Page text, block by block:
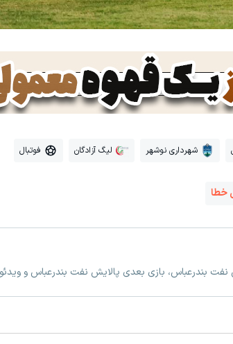
شهرداری نوشهر لیگ آزادگان فوتبال
خطا
نفت بندرعباس، بازی بعدی پالایش نفت بندرعباس و